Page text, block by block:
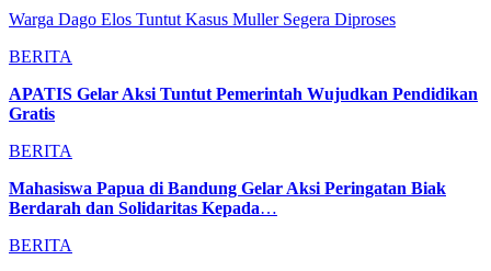
Warga Dago Elos Tuntut Kasus Muller Segera Diproses
BERITA
APATIS Gelar Aksi Tuntut Pemerintah Wujudkan Pendidikan
Gratis
BERITA
Mahasiswa Papua di Bandung Gelar Aksi Peringatan Biak
Berdarah dan Solidaritas Kepada…
BERITA